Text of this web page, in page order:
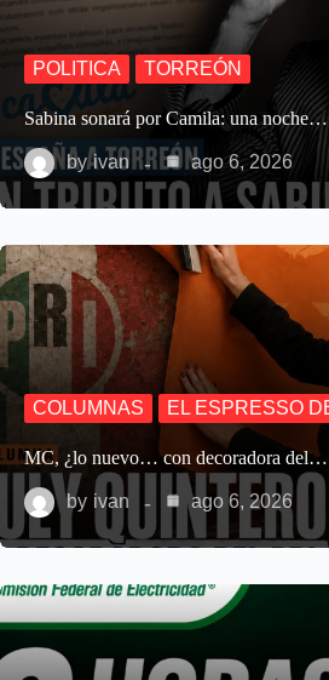
POLITICA TORREÓN
Sabina sonará por Camila: una noche…
by ivan ago 6, 2026
COLUMNAS EL ESPRESSO
MC, ¿lo nuevo… con decoradora del…
by ivan ago 6, 2026